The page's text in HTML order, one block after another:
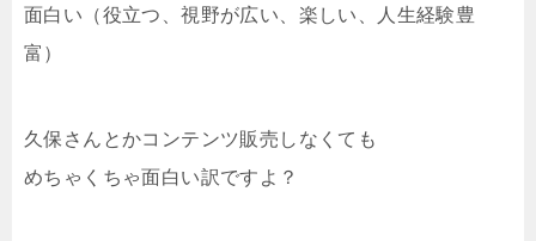
面白い（役立つ、視野が広い、楽しい、人生経験豊
富）
久保さんとかコンテンツ販売しなくても
めちゃくちゃ面白い訳ですよ？